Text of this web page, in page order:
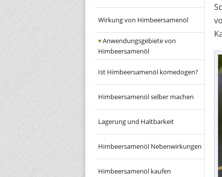
Wirkung von Himbeersamenöl
Anwendungsgebiete von
Himbeersamenöl
Ist Himbeersamenöl komedogen?
Himbeersamenöl selber machen
Lagerung und Haltbarkeit
Himbeersamenöl Nebenwirkungen
Himbeersamenöl kaufen